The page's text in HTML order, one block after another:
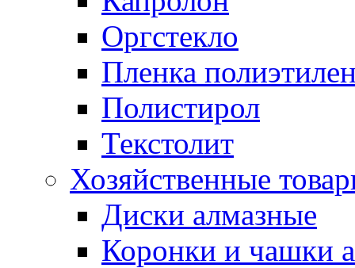
Оргстекло
Пленка
Полистирол
Текстолит
Хозяйственные
Диски алмазные
Коронки и чашки